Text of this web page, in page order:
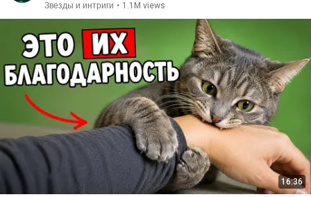
Звезды и интриги • 1.1M views
16:36